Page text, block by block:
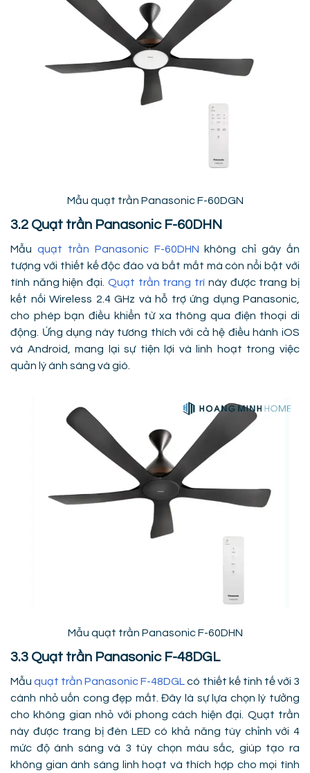
Mẫu quạt trần Panasonic F-60DGN
3.2 Quạt trần Panasonic F-60DHN
Mẫu quạt trần Panasonic F-60DHN không chỉ gây ấn
tượng với thiết kế độc đáo và bắt mắt mà còn nổi bật với
tính năng hiện đại. Quạt trần trang trí này được trang bị
kết nối Wireless 2.4 GHz và hỗ trợ ứng dụng Panasonic,
cho phép bạn điều khiển từ xa thông qua điện thoại di
động. Ứng dụng này tương thích với cả hệ điều hành iOS
và Android, mang lại sự tiện lợi và linh hoạt trong việc
quản lý ánh sáng và gió.
Mẫu quạt trần Panasonic F-60DHN
3.3 Quạt trần Panasonic F-48DGL
Mẫuquạt trần Panasonic F-48DGLcó thiết kế tinh tế với 3
cánh nhỏ uốn cong đẹp mắt. Đây là sự lựa chọn lý tưởng
cho không gian nhỏ với phong cách hiện đại. Quạt trần
này được trang bị đèn LED có khả năng tùy chỉnh với 4
mức độ ánh sáng và 3 tùy chọn màu sắc, giúp tạo ra
không gian ánh sáng linh hoạt và thích hợp cho mọi tình